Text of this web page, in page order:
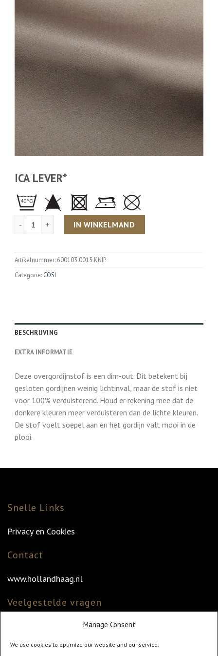
Manage Consent
We use cookies to optimize our website and our service.
ICA LEVER*
Aantal IN WINKELMAND
Artikelnummer: 600103.0015.KNIP
Categorie: COSI
BESCHRIJVING
EXTRA INFORMATIE
Deze overgordijnstof is een dim-out. Dit betekent bij
gesloten gordijnen weinig lichtinval, maar de stof is niet
voor 100% verduisterend. Houd er rekening mee dat de
donkere kleuren meer verduisteren dan de lichte kleuren.
De stof voelt soepel aan en het gordijn valt mooi in de
plooi.
Snelle Links
Privacy en Cookies
Contact
www.hollandhaag.nl
Veelgestelde vragen
Veelgestelde vragen